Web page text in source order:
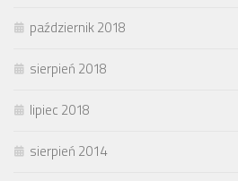
październik 2018
sierpień 2018
lipiec 2018
sierpień 2014